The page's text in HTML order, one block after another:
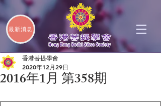
最新消息
2016年1月 第358期
香港菩提學會
2020年12月29日